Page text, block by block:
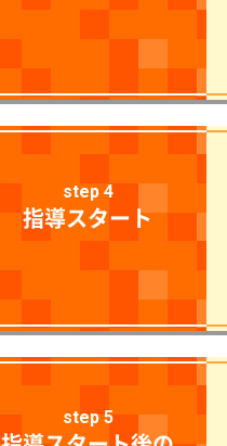
step 4
指導スタート
step 5